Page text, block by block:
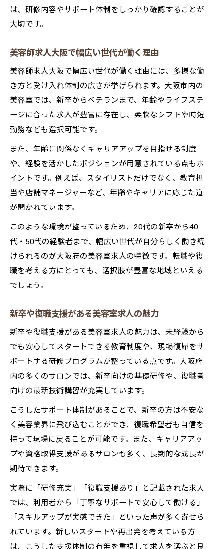
は、研修内容やサポート体制をしっかり確認することが
大切です。
美容師求人大阪で幅広い世代が働く理由
美容師求人大阪で幅広い世代が働く理由には、多様な働
き方と受け入れ体制の広さが挙げられます。大阪市内の
美容室では、新卒からベテランまで、年齢やライフステ
ージに合った求人が豊富に存在し、柔軟なシフトや時短
勤務なども選択可能です。
また、年齢に関係なくキャリアアップを目指せる制度
や、経験を活かしたポジションが用意されている点もポ
イントです。例えば、スタイリストだけでなく、教育担
当や店舗マネージャーなど、年齢やキャリアに応じた道
が開かれています。
このような環境が整っているため、20代の新卒から40
代・50代の経験者まで、幅広い世代が自分らしく働き続
けられるのが大阪府の美容室求人の特徴です。転職や復
職を考える方にとっても、選択肢が豊富な地域といえる
でしょう。
新卒や復職支援がある美容室求人の魅力
新卒や復職支援がある美容室求人の魅力は、未経験から
でも安心してスタートできる教育制度や、現場復帰をサ
ポートする研修プログラムが整っている点です。大阪府
内の多くのサロンでは、新卒向けの基礎研修や、復職者
向けの最新技術講習が充実しています。
こうしたサポート体制があることで、新卒の方は不安な
く美容業界に飛び込むことができ、復職希望者も自信を
持って現場に戻ることが可能です。また、キャリアアッ
プや資格取得支援があるサロンも多く、長期的な成長が
期待できます。
実際に「研修充実」「復職支援あり」と記載された求人
では、利用者から「丁寧なサポートで安心して働ける」
「スキルアップが実感できた」といった声が多く寄せら
れています。新しいスタートや再出発を考えている方
は、こうした支援体制の有無を重視して求人を選ぶと良